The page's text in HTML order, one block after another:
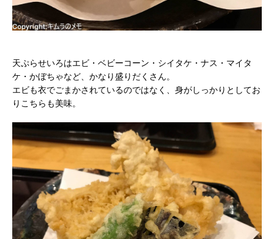
天ぷらせいろはエビ・ベビーコーン・シイタケ・ナス・マイタ
ケ・かぼちゃなど、かなり盛りだくさん。
エビも衣でごまかされているのではなく、身がしっかりとしてお
りこちらも美味。